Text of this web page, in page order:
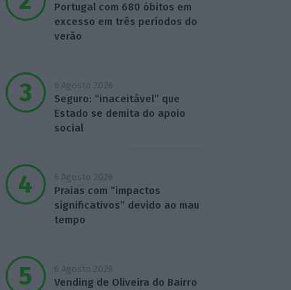
Portugal com 680 óbitos em
excesso em três períodos do
verão
6 Agosto 2026
Seguro: “inaceitável” que
Estado se demita do apoio
social
6 Agosto 2026
Praias com “impactos
significativos” devido ao mau
tempo
6 Agosto 2026
Vending de Oliveira do Bairro